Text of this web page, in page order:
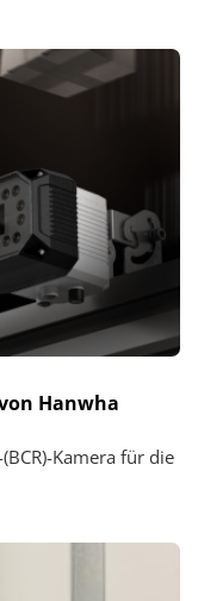
Hanwha
Kamera für die